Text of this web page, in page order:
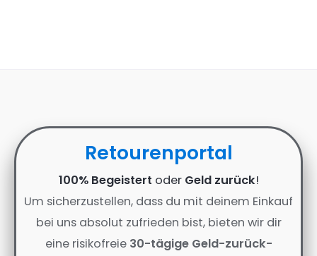
Retourenportal
100% Begeistert oder Geld zurück!
Um sicherzustellen, dass du mit deinem Einkauf
bei uns absolut zufrieden bist, bieten wir dir
eine risikofreie 30-tägige Geld-zurück-